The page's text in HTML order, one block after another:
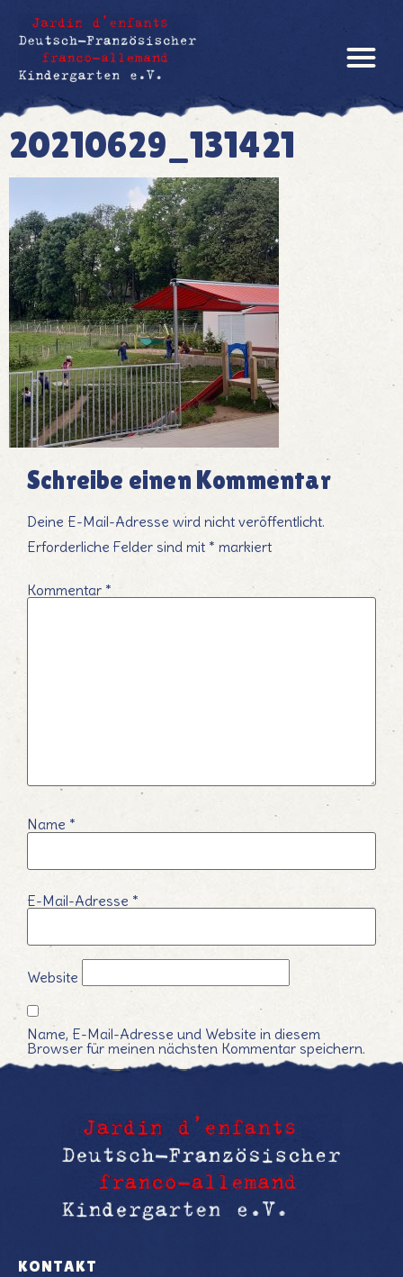
20210629_131421
Schreibe einen Kommentar
Deine E-Mail-Adresse wird nicht veröffentlicht.
Erforderliche Felder sind mit * markiert
Kommentar *
Name *
E-Mail-Adresse *
Website
Name, E-Mail-Adresse und Website in diesem
Browser für meinen nächsten Kommentar speichern.
KONTAKT